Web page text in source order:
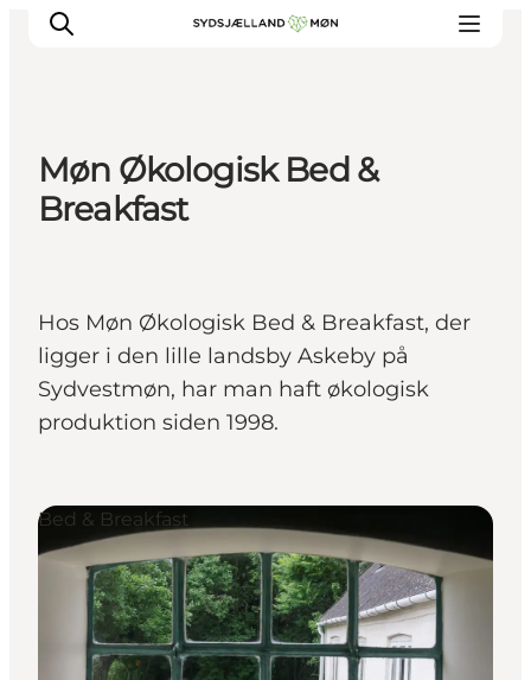
Oplev
Overnat
Planlæg din tur
Møn Økologisk Bed &
Breakfast
Hos Møn Økologisk Bed & Breakfast, der
ligger i den lille landsby Askeby på
Sydvestmøn, har man haft økologisk
produktion siden 1998.
Bed & Breakfast